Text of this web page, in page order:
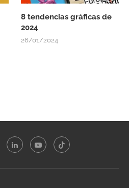
8 tendencias gráficas de
2024
26/01/2024